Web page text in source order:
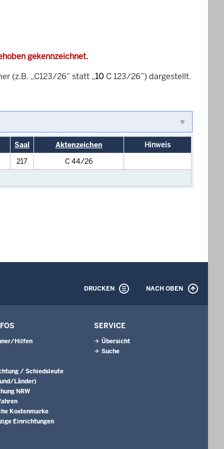
gekennzeichnet.
(z.B. „C123/26” statt „10 C 123/26”) dargestellt.
Saal Aktenzeichen
Hinweis
217
C 44/26
DRUCKEN NACH OBEN
Hilfen
/ Schiedsleute
Länder)
NRW
Kostenmarke
Einrichtungen
SERVICE
Übersicht
Suche